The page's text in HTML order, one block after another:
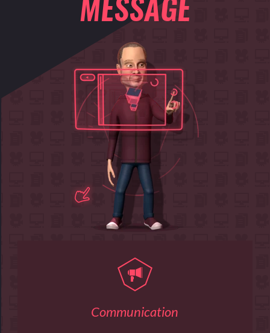
MESSAGE
Communication